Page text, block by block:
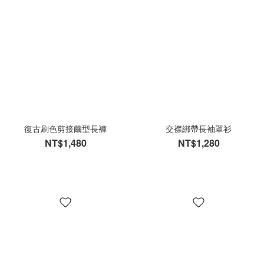
復古刷色剪接繭型長褲
NT$1,480
交襟綁帶長袖罩衫
NT$1,280